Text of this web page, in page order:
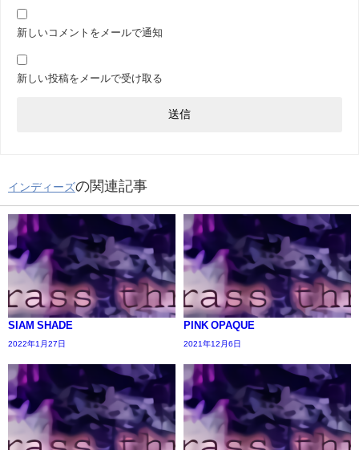
新しいコメントをメールで通知
新しい投稿をメールで受け取る
インディーズの関連記事
SIAM SHADE
2022年1月27日
PINK OPAQUE
2021年12月6日